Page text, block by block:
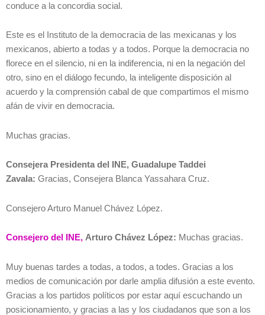
conduce a la concordia social.
Este es el Instituto de la democracia de las mexicanas y los
mexicanos, abierto a todas y a todos. Porque la democracia no
florece en el silencio, ni en la indiferencia, ni en la negación del
otro, sino en el diálogo fecundo, la inteligente disposición al
acuerdo y la comprensión cabal de que compartimos el mismo
afán de vivir en democracia.
Muchas gracias.
Consejera Presidenta del INE, Guadalupe Taddei
Zavala: Gracias, Consejera Blanca Yassahara Cruz.
Consejero Arturo Manuel Chávez López.
Consejero del INE, Arturo Chávez López: Muchas gracias.
Muy buenas tardes a todas, a todos, a todes. Gracias a los
medios de comunicación por darle amplia difusión a este evento.
Gracias a los partidos políticos por estar aquí escuchando un
posicionamiento, y gracias a las y los ciudadanos que son a los